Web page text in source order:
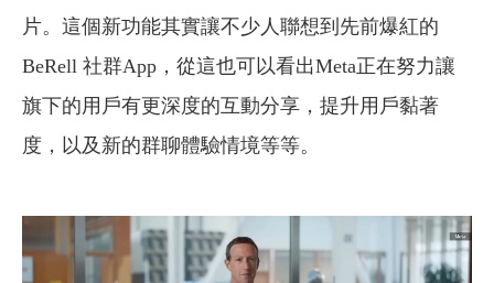
片。這個新功能其實讓不少人聯想到先前爆紅的
BeRell 社群App，從這也可以看出Meta正在努力讓
旗下的用戶有更深度的互動分享，提升用戶黏著
度，以及新的群聊體驗情境等等。